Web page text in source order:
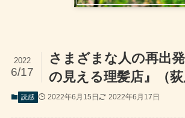
さまざまな人の再出
の見える理髪店』（荻
2022
6/17
読感 2022年6月15日 2022年6月17日